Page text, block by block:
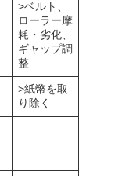
>ベルト、
ローラー摩
耗・劣化、
ギャップ調
整
>紙幣を取
り除く